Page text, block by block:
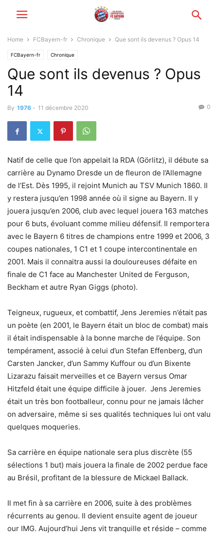
Home FCBayern-fr Chronique Que sont ils devenus ? Opus 14
FCBayern-fr Chronique
Que sont ils devenus ? Opus
14
By 1976 - 11 décembre 2020 0
Natif de celle que l’on appelait la RDA (Görlitz), il débute sa
carrière au Dynamo Dresde un de fleuron de l’Allemagne
de l’Est. Dès 1995, il rejoint Munich au TSV Munich 1860. Il
y restera jusqu’en 1998 année où il signe au Bayern. Il y
jouera jusqu’en 2006, club avec lequel jouera 163 matches
pour 6 buts, évoluant comme milieu défensif. Il remportera
avec le Bayern 6 titres de champions entre 1999 et 2006, 3
coupes nationales, 1 C1 et 1 coupe intercontinentale en
2001. Mais il connaitra aussi la douloureuses défaite en
finale de C1 face au Manchester United de Ferguson,
Beckham et autre Ryan Giggs (photo).
Teigneux, rugueux, et combattif, Jens Jeremies n’était pas
un poète (en 2001, le Bayern était un bloc de combat) mais
il était indispensable à la bonne marche de l’équipe. Son
tempérament, associé à celui d’un Stefan Effenberg, d’un
Carsten Jancker, d’un Sammy Kuffour ou d’un Bixente
Lizarazu faisait merveilles et ce Bayern versus Omar
Hitzfeld était une équipe difficile à jouer. Jens Jeremies
était un très bon footballeur, connu pour ne jamais lâcher
on adversaire, même si ses qualités techniques lui ont valu
quelques moqueries.
Sa carrière en équipe nationale sera plus discrète (55
sélections 1 but) mais jouera la finale de 2002 perdue face
au Brésil, profitant de la blessure de Mickael Ballack.
Il met fin à sa carrière en 2006, suite à des problèmes
récurrents au genou. Il devient ensuite agent de joueur
our IMG. Aujourd’hui Jens vit tranquille et réside – comme